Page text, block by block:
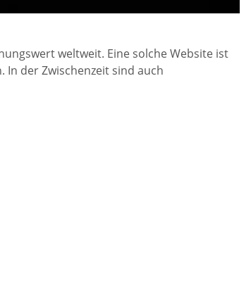
weltweit. Eine solche Website ist
der Zwischenzeit sind auch